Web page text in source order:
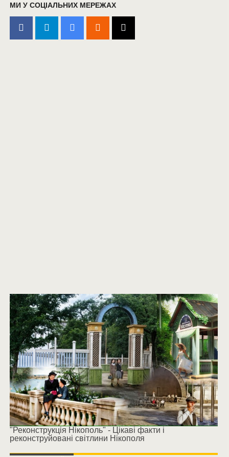
МИ У СОЦІАЛЬНИХ МЕРЕЖАХ
"Реконструкція Нікополь" - Цікаві факти і
реконструйовані світлини Нікополя